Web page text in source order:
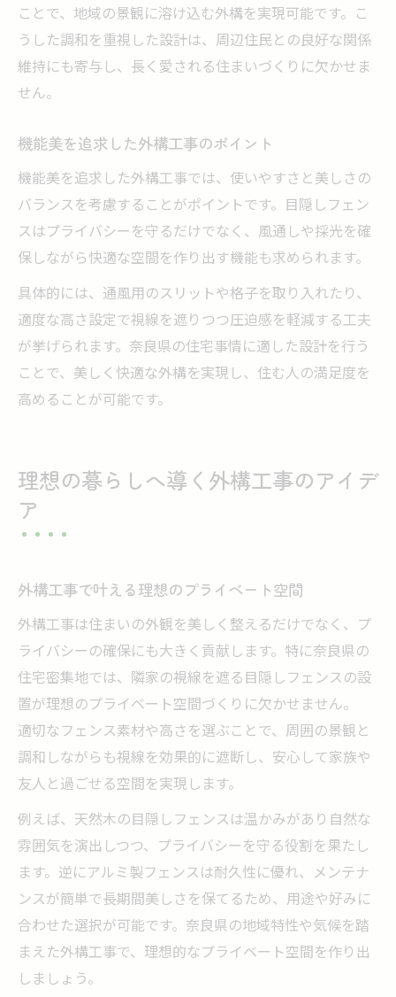
ことで、地域の景観に溶け込む外構を実現可能です。こ
うした調和を重視した設計は、周辺住民との良好な関係
維持にも寄与し、長く愛される住まいづくりに欠かせま
せん。
機能美を追求した外構工事のポイント
機能美を追求した外構工事では、使いやすさと美しさの
バランスを考慮することがポイントです。目隠しフェン
スはプライバシーを守るだけでなく、風通しや採光を確
保しながら快適な空間を作り出す機能も求められます。
具体的には、通風用のスリットや格子を取り入れたり、
適度な高さ設定で視線を遮りつつ圧迫感を軽減する工夫
が挙げられます。奈良県の住宅事情に適した設計を行う
ことで、美しく快適な外構を実現し、住む人の満足度を
高めることが可能です。
理想の暮らしへ導く外構工事のアイデ
ア
外構工事で叶える理想のプライベート空間
外構工事は住まいの外観を美しく整えるだけでなく、プ
ライバシーの確保にも大きく貢献します。特に奈良県の
住宅密集地では、隣家の視線を遮る目隠しフェンスの設
置が理想のプライベート空間づくりに欠かせません。
適切なフェンス素材や高さを選ぶことで、周囲の景観と
調和しながらも視線を効果的に遮断し、安心して家族や
友人と過ごせる空間を実現します。
例えば、天然木の目隠しフェンスは温かみがあり自然な
雰囲気を演出しつつ、プライバシーを守る役割を果たし
ます。逆にアルミ製フェンスは耐久性に優れ、メンテナ
ンスが簡単で長期間美しさを保てるため、用途や好みに
合わせた選択が可能です。奈良県の地域特性や気候を踏
まえた外構工事で、理想的なプライベート空間を作り出
しましょう。